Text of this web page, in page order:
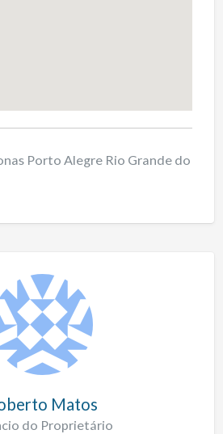
Porto Alegre Rio Grande do
Matos
do Proprietário